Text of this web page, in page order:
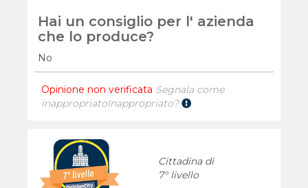
Hai un consiglio per l' azienda
che lo produce?
No
Opinione non verificata Segnala come
inappropriatoInappropriato?
Cittadina di
7° livello